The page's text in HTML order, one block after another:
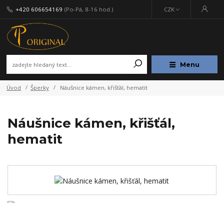
Menu
CZK
+420 606654169 (Po-Pá, 8-16 hod.)
Úvod Šperky Náušnice kámen, křišťál, hematit
Náušnice kámen, křišťál,
hematit